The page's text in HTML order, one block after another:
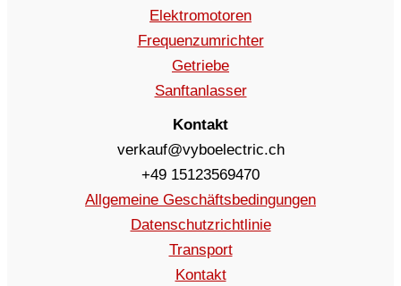
Elektromotoren
Frequenzumrichter
Getriebe
Sanftanlasser
Kontakt
verkauf@vyboelectric.ch
+49 15123569470
Allgemeine Geschäftsbedingungen
Datenschutzrichtlinie
Transport
Kontakt